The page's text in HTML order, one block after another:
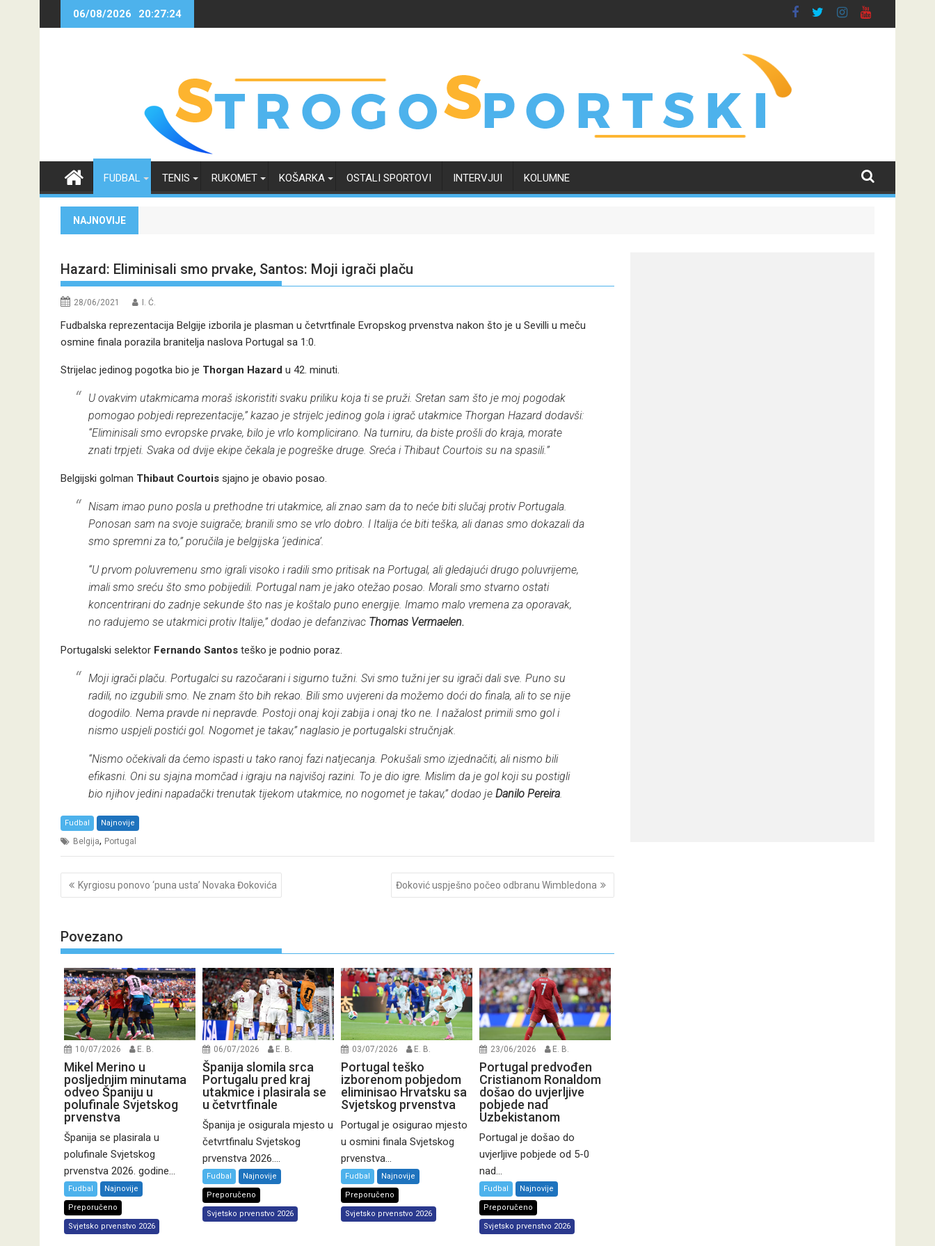
06/08/2026 20:27:24
FUDBAL TENIS RUKOMET KOŠARKA OSTALI SPORTOVI INTERVJUI KOLUMNE
NAJNOVIJE
Hazard: Eliminisali smo prvake, Santos: Moji igrači plaču
28/06/2021 I. Ć.
Fudbalska reprezentacija Belgije izborila je plasman u četvrtfinale Evropskog prvenstva nakon što je u Sevilli u meču
osmine finala porazila branitelja naslova Portugal sa 1:0.
Strijelac jedinog pogotka bio je Thorgan Hazard u 42. minuti.
U ovakvim utakmicama moraš iskoristiti svaku priliku koja ti se pruži. Sretan sam što je moj pogodak
pomogao pobjedi reprezentacije,” kazao je strijelc jedinog gola i igrač utakmice Thorgan Hazard dodavši:
“Eliminisali smo evropske prvake, bilo je vrlo komplicirano. Na turniru, da biste prošli do kraja, morate
znati trpjeti. Svaka od dvije ekipe čekala je pogreške druge. Sreća i Thibaut Courtois su na spasili.”
Belgijski golman Thibaut Courtois sjajno je obavio posao.
Nisam imao puno posla u prethodne tri utakmice, ali znao sam da to neće biti slučaj protiv Portugala.
Ponosan sam na svoje suigrače; branili smo se vrlo dobro. I Italija će biti teška, ali danas smo dokazali da
smo spremni za to,”poručila je belgijska ‘jedinica’.
“U prvom poluvremenu smo igrali visoko i radili smo pritisak na Portugal, ali gledajući drugo poluvrijeme,
imali smo sreću što smo pobijedili. Portugal nam je jako otežao posao. Morali smo stvarno ostati
koncentrirani do zadnje sekunde što nas je koštalo puno energije. Imamo malo vremena za oporavak,
no radujemo se utakmici protiv Italije,”dodao je defanzivac Thomas Vermaelen.
Portugalski selektor Fernando Santos teško je podnio poraz.
Moji igrači plaču. Portugalci su razočarani i sigurno tužni. Svi smo tužni jer su igrači dali sve. Puno su
radili, no izgubili smo. Ne znam što bih rekao. Bili smo uvjereni da možemo doći do finala, ali to se nije
dogodilo. Nema pravde ni nepravde. Postoji onaj koji zabija i onaj tko ne. I nažalost primili smo gol i
nismo uspjeli postići gol. Nogomet je takav,”naglasio je portugalski stručnjak.
“Nismo očekivali da ćemo ispasti u tako ranoj fazi natjecanja. Pokušali smo izjednačiti, ali nismo bili
efikasni. Oni su sjajna momčad i igraju na najvišoj razini. To je dio igre. Mislim da je gol koji su postigli
bio njihov jedini napadački trenutak tijekom utakmice, no nogomet je takav,”dodao je Danilo Pereira.
Fudbal Najnovije
Belgija, Portugal
Post
navigation
Kyrgiosu ponovo ‘puna usta’ Novaka Đokovića Đoković uspješno počeo odbranu Wimbledona
Povezano
10/07/2026 E. B.
Mikel Merino u
posljednjim minutama
odveo Španiju u
polufinale Svjetskog
prvenstva
Španija se plasirala u
polufinale Svjetskog
prvenstva 2026. godine...
Fudbal Najnovije
Preporučeno
Svjetsko prvenstvo 2026
06/07/2026 E. B.
Španija slomila srca
Portugalu pred kraj
utakmice i plasirala se
u četvrtfinale
Španija je osigurala mjesto u
četvrtfinalu Svjetskog
prvenstva 2026....
Fudbal Najnovije
Preporučeno
Svjetsko prvenstvo 2026
03/07/2026 E. B.
Portugal teško
izborenom pobjedom
eliminisao Hrvatsku sa
Svjetskog prvenstva
Portugal je osigurao mjesto
u osmini finala Svjetskog
prvenstva...
Fudbal Najnovije
Preporučeno
Svjetsko prvenstvo 2026
23/06/2026 E. B.
Portugal predvođen
Cristianom Ronaldom
došao do uvjerljive
pobjede nad
Uzbekistanom
Portugal je došao do
uvjerljive pobjede od 5-0
nad...
Fudbal Najnovije
Preporučeno
Svjetsko prvenstvo 2026